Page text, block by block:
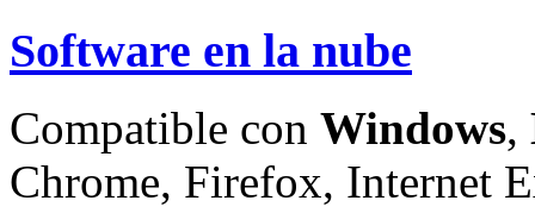
Software en la nube
Compatible con Windows,
Chrome, Firefox, Internet